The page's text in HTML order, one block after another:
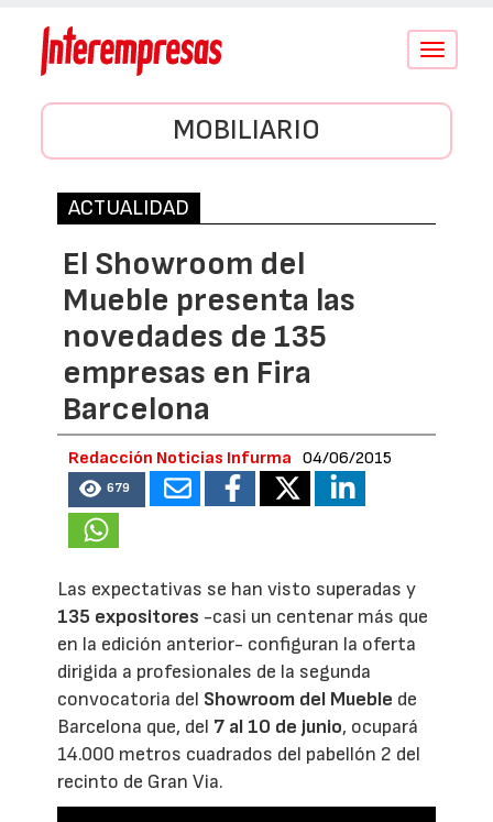
Conmutar
MOBILIARIO
ACTUALIDAD
El Showroom del
Mueble presenta las
novedades de 135
empresas en Fira
Barcelona
Redacción Noticias Infurma 04/06/2015
679
Las expectativas se han visto superadas y
135 expositores -casi un centenar más que
en la edición anterior- configuran la oferta
dirigida a profesionales de la segunda
convocatoria del Showroom del Mueble de
Barcelona que, del 7 al 10 de junio, ocupará
14.000 metros cuadrados del pabellón 2 del
recinto de Gran Via.